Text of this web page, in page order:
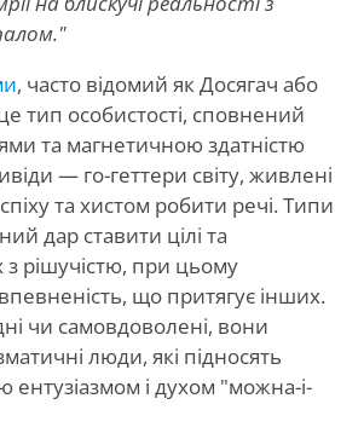
, часто відомий як Досягач або
тип особистості, сповнений
та магнетичною здатністю
— го-геттери світу, живлені
та хистом робити речі. Типи
дар ставити цілі та
з рішучістю, при цьому
що притягує інших.
чи самовдоволені, вони
люди, які підносять
ентузіазмом і духом "можна-і-